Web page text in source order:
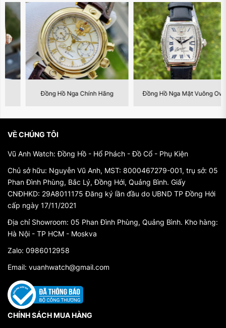
và đẳng cấp. Với thiết kế tinh tế và chất liệu cao
cấp, đồng hồ nam giúp người đeo tự tin thể hiện
phong cách riêng và thu hút ánh nhìn từ mọi người
xung quanh. Không có gì hơn một chiếc đồng hồ
nam đẳng cấp trên cổ tay để tạo nên ấn tượng và
sự tự tin trong bất kỳ tình huống nào.
mẫu mã và tính năng, phù hợp với nhu cầu và sở
thích của từng người. Có thể bạn thích những mẫu
đồng hồ cổ điển với mặt số tròn và dây đeo da
thanh lịch, hoặc bạn muốn thể hiện cá tính với mẫu
đồng hồ thể thao và dây đeo cao su chống nước.
Dù là công việc, cuộc hẹn hò, hay những chuyến du
lịch, đồng hồ nam luôn đồng hành cùng bạn và phục
vụ mọi nhu cầu thời trang và sự tiện ích.
3. Chất lượng và độ chính xác
Đồng hồ nam của các thương hiệu uy tín như Orient,
Seiko, Citizen, Rolex, Omega,... cam kết chất lượng
và độ chính xác cao. Các bộ máy cơ tự động hoặc
điện tử tiên tiến đảm bảo đồng hồ hoạt động chính
Đồng Hồ Nga Chính Hãng Đồng Hồ Nga Mặt Vuông Oval
VỀ CHÚNG TÔI
Vũ Anh Watch: Đồng Hồ - Hổ Phách - Đồ Cổ - Phụ Kiện
Chủ sở hữu: Nguyễn Vũ Anh, MST: 8000467279-001, trụ sở: 05
Phan Đình Phùng, Bắc Lý, Đồng Hới, Quảng Bình. Giấy
CNĐHKD: 29A8011175 Đăng ký lần đầu do UBND TP Đồng Hới
cấp ngày 17/11/2021
Địa chỉ Showroom: 05 Phan Đình Phùng, Quảng Bình. Kho hàng:
Hà Nội - TP HCM - Moskva
Zalo: 0986012958
Email: vuanhwatch@gmail.com
CHÍNH SÁCH MUA HÀNG